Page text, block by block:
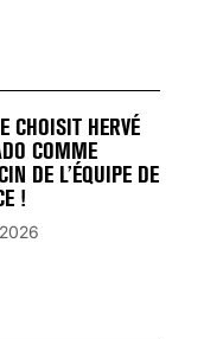
CHOISIT HERVÉ
COMME
DE L’ÉQUIPE DE
!